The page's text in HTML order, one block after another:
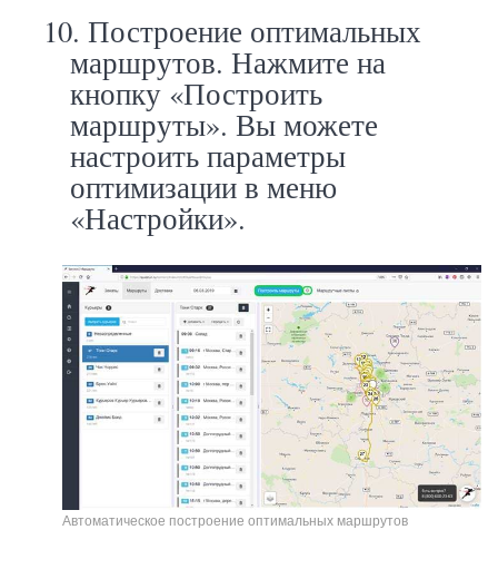
10. Построение оптимальных
маршрутов. Нажмите на
кнопку «Построить
маршруты». Вы можете
настроить параметры
оптимизации в меню
«Настройки».
Автоматическое построение оптимальных маршрутов